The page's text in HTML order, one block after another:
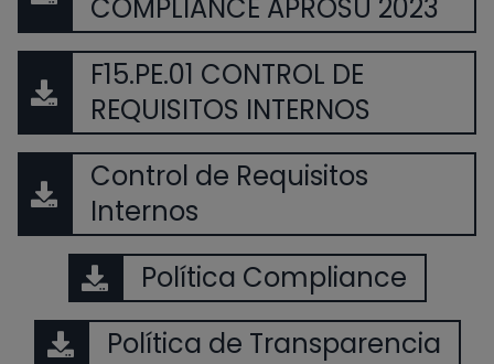
COMPLIANCE APROSU 2023
F15.PE.01 CONTROL DE
REQUISITOS INTERNOS
Control de Requisitos
Internos
Política Compliance
Política de Transparencia